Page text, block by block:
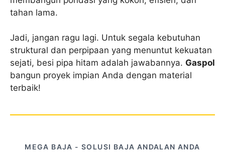
tahan lama.
Jadi, jangan ragu lagi. Untuk segala kebutuhan
struktural dan perpipaan yang menuntut kekuatan
sejati, besi pipa hitam adalah jawabannya. Gaspol
bangun proyek impian Anda dengan material
terbaik!
MEGA BAJA - SOLUSI BAJA ANDALAN ANDA